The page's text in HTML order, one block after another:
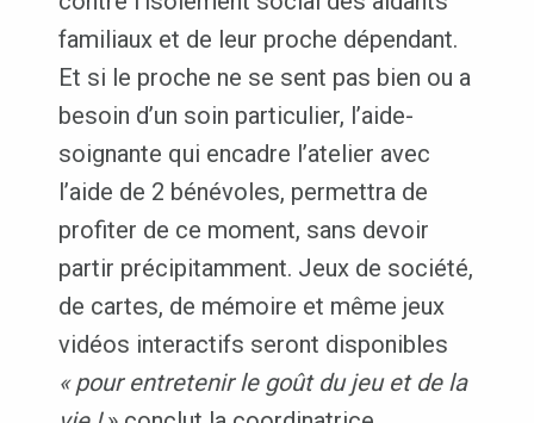
familiaux et de leur proche dépendant.
Et si le proche ne se sent pas bien ou a
besoin d’un soin particulier, l’aide-
soignante qui encadre l’atelier avec
l’aide de 2 bénévoles, permettra de
profiter de ce moment, sans devoir
partir précipitamment. Jeux de société,
de cartes, de mémoire et même jeux
vidéos interactifs seront disponibles
« pour entretenir le goût du jeu et de la